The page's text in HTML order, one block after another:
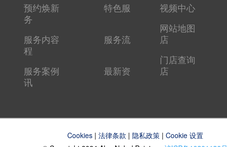
预约焕新
特色服
务
服务内容
服务流
程
服务案例
最新资
讯
视频中心
网站地图
店
门店查询
店
Cookies| 法律条款 | 隐私政策| Cookie 设置